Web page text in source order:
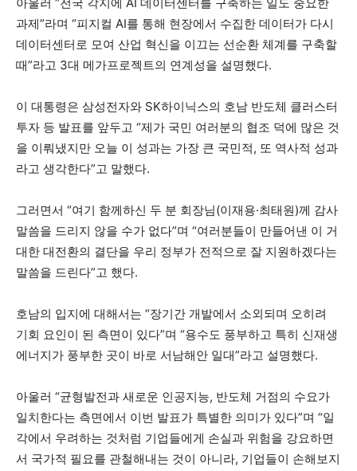
과제”라며 “피지컬 AI를 통해 현장에서 수집한 데이터가 다시
데이터센터로 모여 산업 혁신을 이끄는 선순환 체계를 구축할
때”라고 3대 메가프로젝트의 연계성을 설명했다.
이 대통령은 삼성전자와 SK하이닉스의 호남 반도체 클러스터
투자 등 발표를 앞두고 “제가 국민 여러분의 협조 덕에 많은 것
을 이뤄냈지만 오늘 이 성과는 가장 큰 국민적, 또 역사적 성과
라고 생각한다”고 말했다.
그러면서 “여기 함께하신 두 분 회장님(이재용·최태원)께 감사
말씀을 드리지 않을 수가 없다”며 “여러분들이 만들어낸 이 거
대한 대전환의 결단을 우리 정부가 전적으로 잘 지원하겠다는
말씀을 드린다”고 했다.
호남의 입지에 대해서는 “장기간 개발에서 소외되며 오히려
기회 요인이 된 측면이 있다”며 “용수도 풍부하고 특히 신재생
에너지가 풍부한 곳이 바로 서남해안 일대”라고 설명했다.
아울러 “균형발전과 새로운 인공지능, 반도체 거점의 수요가
일치한다는 측면에서 이번 발표가 특별한 의미가 있다”며 “일
각에서 우려하는 것처럼 기업들에게 손실과 위험을 강요하면
서 국가적 필요를 관철해내는 것이 아니라, 기업들이 손해보지